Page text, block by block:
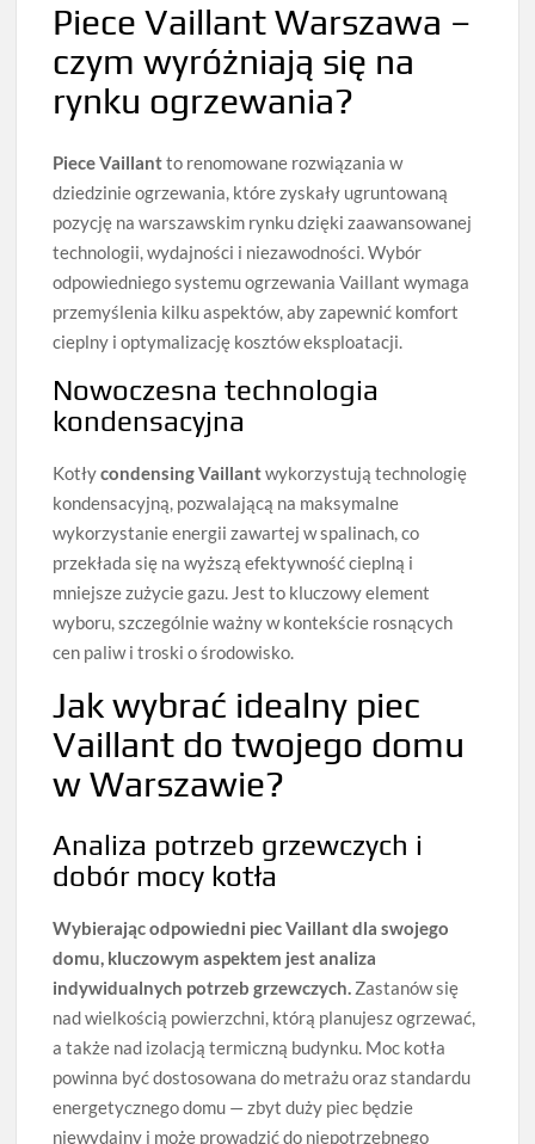
Piece Vaillant Warszawa –
czym wyróżniają się na
rynku ogrzewania?
Piece Vaillantto renomowane rozwiązania w
dziedzinie ogrzewania, które zyskały ugruntowaną
pozycję na warszawskim rynku dzięki zaawansowanej
technologii, wydajności i niezawodności. Wybór
odpowiedniego systemu ogrzewania Vaillant wymaga
przemyślenia kilku aspektów, aby zapewnić komfort
cieplny i optymalizację kosztów eksploatacji.
Nowoczesna technologia
kondensacyjna
Kotłycondensing Vaillantwykorzystują technologię
kondensacyjną, pozwalającą na maksymalne
wykorzystanie energii zawartej w spalinach, co
przekłada się na wyższą efektywność cieplną i
mniejsze zużycie gazu. Jest to kluczowy element
wyboru, szczególnie ważny w kontekście rosnących
cen paliw i troski o środowisko.
Jak wybrać idealny piec
Vaillant do twojego domu
w Warszawie?
Analiza potrzeb grzewczych i
dobór mocy kotła
Wybierając odpowiedni piec Vaillant dla swojego
domu, kluczowym aspektem jest analiza
indywidualnych potrzeb grzewczych. Zastanów się
nad wielkością powierzchni, którą planujesz ogrzewać,
a także nad izolacją termiczną budynku. Moc kotła
powinna być dostosowana do metrażu oraz standardu
energetycznego domu — zbyt duży piec będzie
niewydajny i może prowadzić do niepotrzebnego